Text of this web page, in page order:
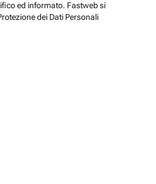
ed informato. Fastweb si
dei Dati Personali